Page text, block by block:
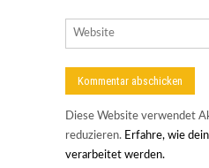
Diese Website verwendet
reduzieren. Erfahre, wie
verarbeitet werden.